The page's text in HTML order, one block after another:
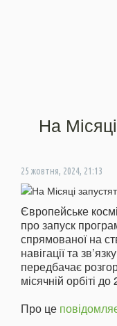
На
25 жовтня, 2024, 21:13
Європейське
про запуск
спрямованої на
навігації та
передбачає
місячній орбіті
Про це